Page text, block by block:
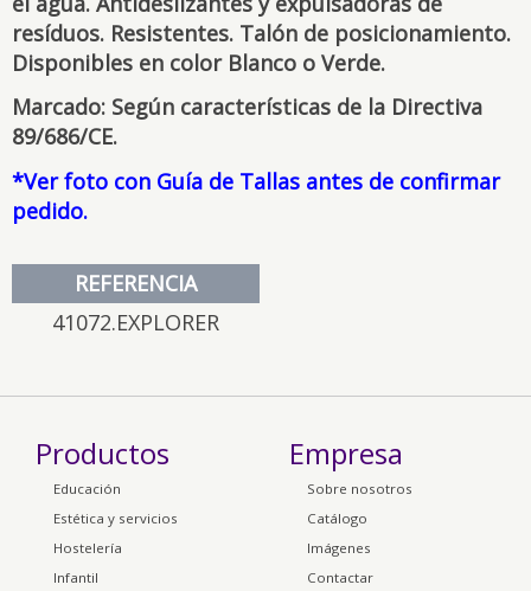
resíduos. Resistentes. Talón de posicionamiento.
Disponibles en color Blanco o Verde.
Marcado: Según características de la Directiva
89/686/CE.
*Ver foto con Guía de Tallas antes de confirmar
pedido.
REFERENCIA
41072.EXPLORER
Productos
Educación
Estética y servicios
Hostelería
Infantil
Empresa
Sobre nosotros
Catálogo
Imágenes
Contactar